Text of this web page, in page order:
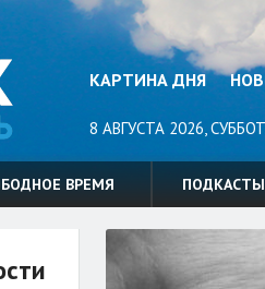
КАРТИНА ДНЯ
8 АВГУСТА 2026,
ВРЕМЯ ПОДКАСТЫ